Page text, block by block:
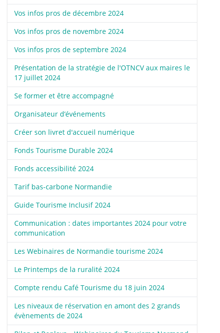
Vos infos pros de décembre 2024
Vos infos pros de novembre 2024
Vos infos pros de septembre 2024
Présentation de la stratégie de l'OTNCV aux maires le
17 juillet 2024
Se former et être accompagné
Organisateur d’événements
Créer son livret d'accueil numérique
Fonds Tourisme Durable 2024
Fonds accessibilité 2024
Tarif bas-carbone Normandie
Guide Tourisme Inclusif 2024
Communication : dates importantes 2024 pour votre
communication
Les Webinaires de Normandie tourisme 2024
Le Printemps de la ruralité 2024
Compte rendu Café Tourisme du 18 juin 2024
Les niveaux de réservation en amont des 2 grands
évènements de 2024